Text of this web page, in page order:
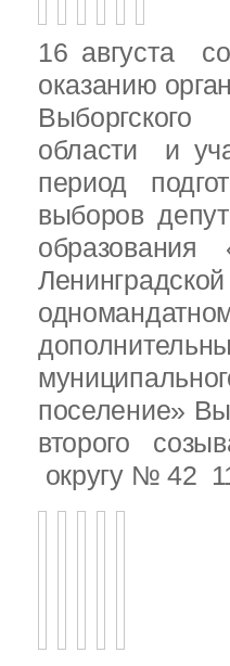
16 августа
оказанию
Выборгского
области и
период
выборов
поселение»
второго
округу № 42